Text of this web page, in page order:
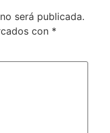
será publicada.
con *